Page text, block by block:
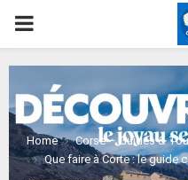
PRIMARY
MENU
Home
Corse – Guides &
Que faire à Corte : le guide